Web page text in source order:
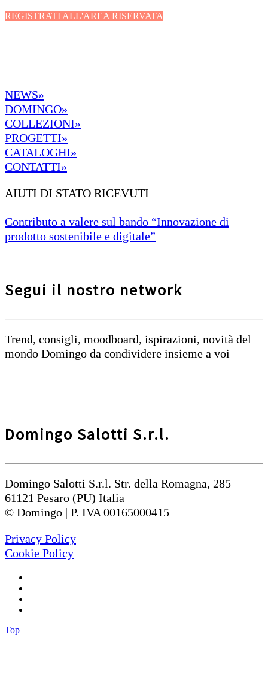
REGISTRATI ALL'AREA RISERVATA
NEWS»
DOMINGO»
COLLEZIONI»
PROGETTI»
CATALOGHI»
CONTATTI»
AIUTI DI STATO RICEVUTI
Contributo a valere sul bando “Innovazione di
prodotto sostenibile e digitale”
Segui il nostro network
Trend, consigli, moodboard, ispirazioni, novità del
mondo Domingo da condividere insieme a voi
Domingo Salotti S.r.l.
Domingo Salotti S.r.l. Str. della Romagna, 285 –
61121 Pesaro (PU) Italia
© Domingo | P. IVA 00165000415
Privacy Policy
Cookie Policy
Top